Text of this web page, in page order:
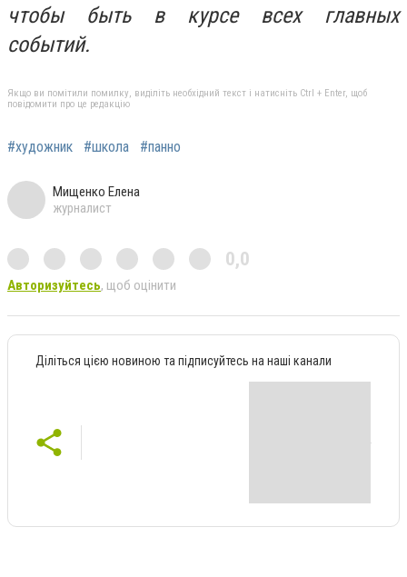
чтобы быть в курсе всех главных
событий.
Якщо ви помітили помилку, виділіть необхідний текст і натисніть Ctrl + Enter, щоб
повідомити про це редакцію
#художник #школа #панно
Мищенко Елена
журналист
0,0
Авторизуйтесь, щоб оцінити
Діліться цією новиною та підписуйтесь на наші канали